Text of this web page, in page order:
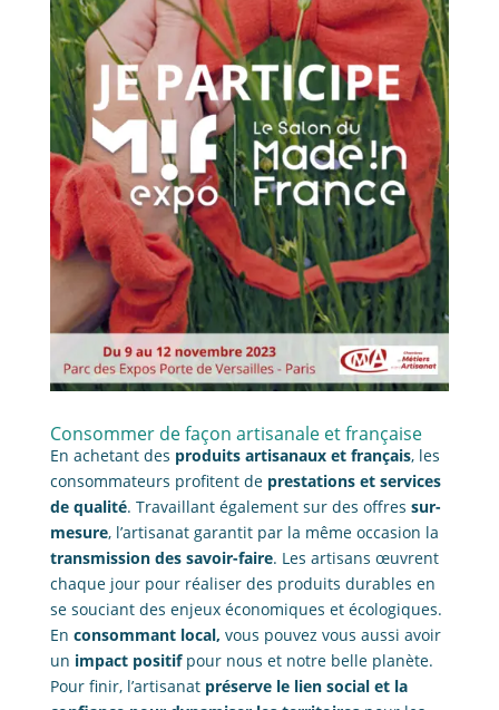
Consommer de façon artisanale et française
En achetant des produits artisanaux et français, les
consommateurs profitent de prestations et services
de qualité. Travaillant également sur des offres sur-
mesure, l’artisanat garantit par la même occasion la
transmission des savoir-faire. Les artisans œuvrent
chaque jour pour réaliser des produits durables en
se souciant des enjeux économiques et écologiques.
En consommant local, vous pouvez vous aussi avoir
un impact positifpour nous et notre belle planète.
Pour finir, l’artisanat préserve le lien social et la